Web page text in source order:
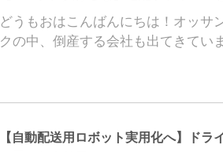
どうもおはこんばんにちは！オッサ
クの中、倒産する会社も出てきてい
【自動配送用ロボット実用化へ】ドラ